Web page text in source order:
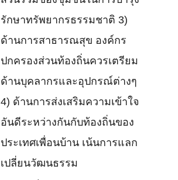
รักษาทรัพยากรธรรมชาติ 3)
ด้านการสาธารณสุข องค์กร
ปกครองส่วนท้องถิ่นควรเตรียม
ด้านบุคลากรและอุปกรณ์ต่างๆ
4) ด้านการส่งเสริมความเข้าใจ
อันดีระหว่างกันกับท้องถิ่นของ
ประเทศเพื่อนบ้าน เน้นการแลก
เปลี่ยนวัฒนธรรม